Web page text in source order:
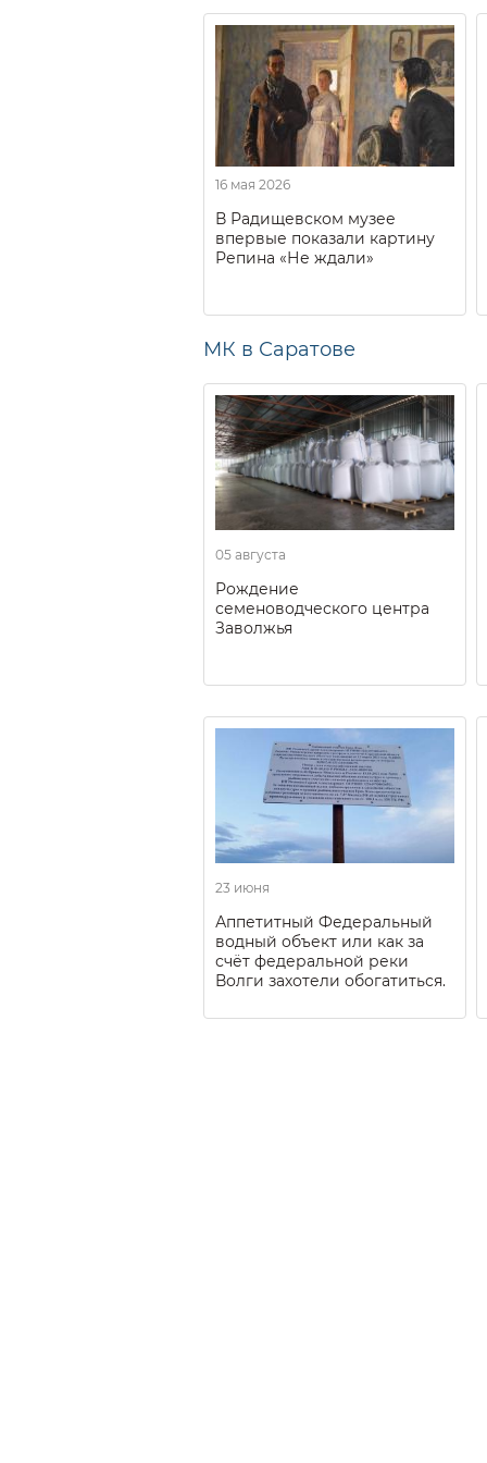
16 мая 2026
В Радищевском музее
впервые показали картину
Репина «Не ждали»
МК в Саратове
05 августа
Рождение
семеноводческого центра
Заволжья
23 июня
Аппетитный Федеральный
водный объект или как за
счёт федеральной реки
Волги захотели обогатиться.